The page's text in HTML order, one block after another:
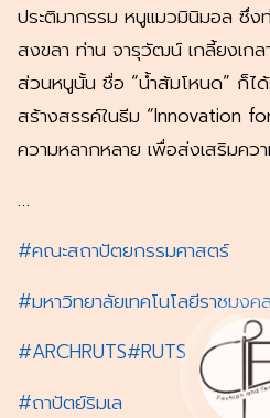
ประติมากรรม หนูแมวมินิมอล ซึ่ง
สงขลา ท่าน จารุวัฒน์ เกลี้ยงเกล
ส่วนหนูนั้น ชื่อ “น้ำส้มโหนด” ก็ไ
สร้างสรรค์ในธีม “Innovation
ความหลากหลาย เพื่อส่งเสริมควา
…
#คณะสถาปัตยกรรมศาสตร์
#มหาวิทยาลัยเทคโนโลยีราชมงค
#ARCHRUTS#RUTS
#ถาปัตย์ริมเล